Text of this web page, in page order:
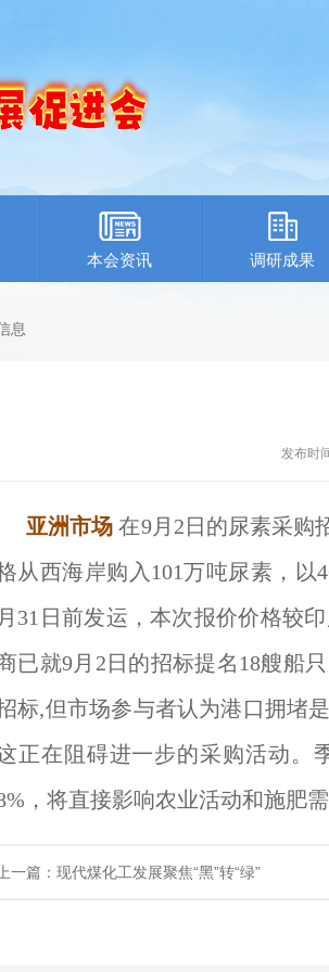
本会资讯 调研成果
息
发布时
亚洲市场 在9月2日的尿素采购
从西海岸购入101万吨尿素，以
月31日前发运，本次报价价格较
已就9月2日的招标提名18艘船
标,但市场参与者认为港口拥堵
正在阻碍进一步的采购活动。
，将直接影响农业活动和施肥需
上一篇：现代煤化工发展聚焦“黑”转“绿”